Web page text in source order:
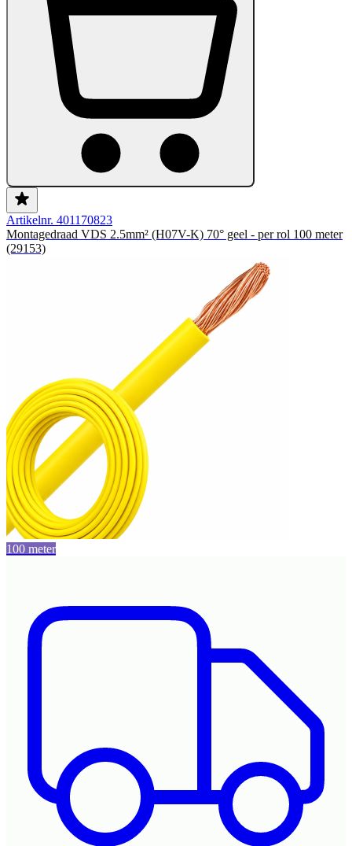
Artikelnr. 401170823
Montagedraad VDS 2.5mm² (H07V-K) 70° geel - per rol 100 meter
(29153)
100 meter